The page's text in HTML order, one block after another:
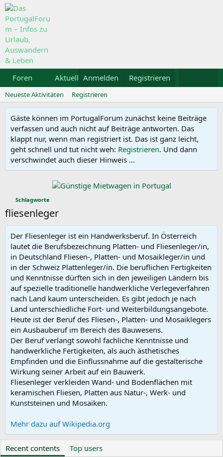
Foren Aktuelles Galerie Kalender
Anmelden Registrieren
Neueste Aktivitäten Registrieren
Gäste können im PortugalForum zunächst keine Beiträge
verfassen und auch nicht auf Beiträge antworten. Das
klappt nur, wenn man registriert ist. Das ist ganz leicht,
geht schnell und tut nicht weh: Registrieren. Und dann
verschwindet auch dieser Hinweis ...
Schlagworte
fliesenleger
Der Fliesenleger ist ein Handwerksberuf. In Österreich
lautet die Berufsbezeichnung Platten- und Fliesenleger/in,
in Deutschland Fliesen-, Platten- und Mosaikleger/in und
in der Schweiz Plattenleger/in. Die beruflichen Fertigkeiten
und Kenntnisse dürften sich in den jeweiligen Ländern bis
auf spezielle traditionelle handwerkliche Verlegeverfahren
nach Land kaum unterscheiden. Es gibt jedoch je nach
Land unterschiedliche Fort- und Weiterbildungsangebote.
Heute ist der Beruf des Fliesen-, Platten- und Mosaiklegers
ein Ausbauberuf im Bereich des Bauwesens.
Der Beruf verlangt sowohl fachliche Kenntnisse und
handwerkliche Fertigkeiten, als auch ästhetisches
Empfinden und die Einflussnahme auf die gestalterische
Wirkung seiner Arbeit auf ein Bauwerk.
Fliesenleger verkleiden Wand- und Bodenflächen mit
keramischen Fliesen, Platten aus Natur-, Werk- und
Kunststeinen und Mosaiken.
Mehr dazu auf Wikipedia.org
Recent contents Top users